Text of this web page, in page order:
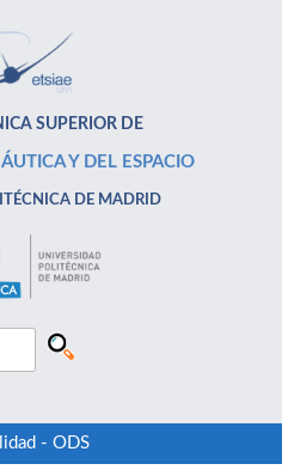
SUPERIOR DE
Y DEL ESPACIO
DE MADRID
- ODS